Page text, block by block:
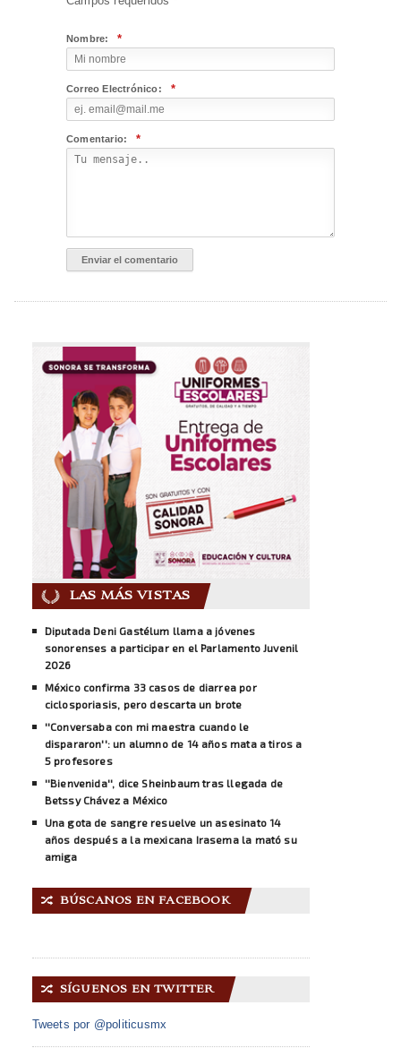
Nombre: *
Correo Electrónico: *
Comentario: *
LAS MÁS VISTAS
Diputada Deni Gastélum llama a jóvenes
sonorenses a participar en el Parlamento Juvenil
2026
México confirma 33 casos de diarrea por
ciclosporiasis, pero descarta un brote
''Conversaba con mi maestra cuando le
dispararon'': un alumno de 14 años mata a tiros a
5 profesores
''Bienvenida'', dice Sheinbaum tras llegada de
Betssy Chávez a México
Una gota de sangre resuelve un asesinato 14
años después a la mexicana Irasema la mató su
amiga
🔀 BÚSCANOS EN FACEBOOK
🔀 SÍGUENOS EN TWITTER
Tweets por @politicusmx